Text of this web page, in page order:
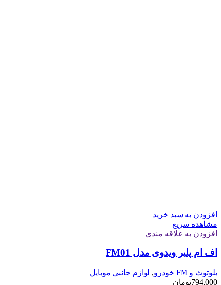
افزودن به سبد خرید
مشاهده سریع
افزودن به علاقه مندی
اف ام پلیر ویدوی مدل FM01
بلوتوث و FM خودرو , لوازم جانبی موبایل
794,000تومان